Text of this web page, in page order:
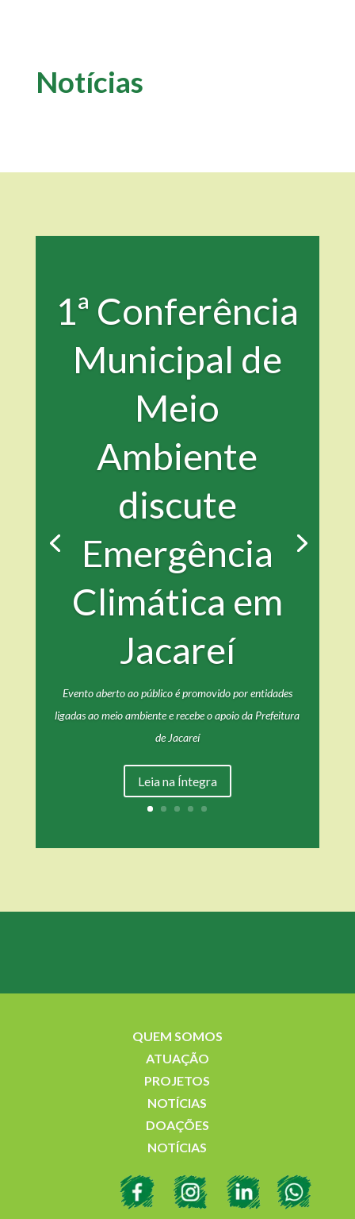
Notícias
1ª Conferência
Municipal de
Meio
Ambiente
discute
Emergência
Climática em
Jacareí
Evento aberto ao público é promovido por entidades
ligadas ao meio ambiente e recebe o apoio da Prefeitura
de Jacareí
Leia na Íntegra
QUEM SOMOS
ATUAÇÃO
PROJETOS
NOTÍCIAS
DOAÇÕES
NOTÍCIAS